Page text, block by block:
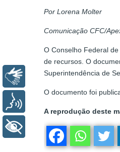
Por Lorena Molter
Comunicação CFC/
O Conselho Federal
de recursos. O
Superintendência de
O documento foi
A reprodução deste
Libras
+ Acessibilidade